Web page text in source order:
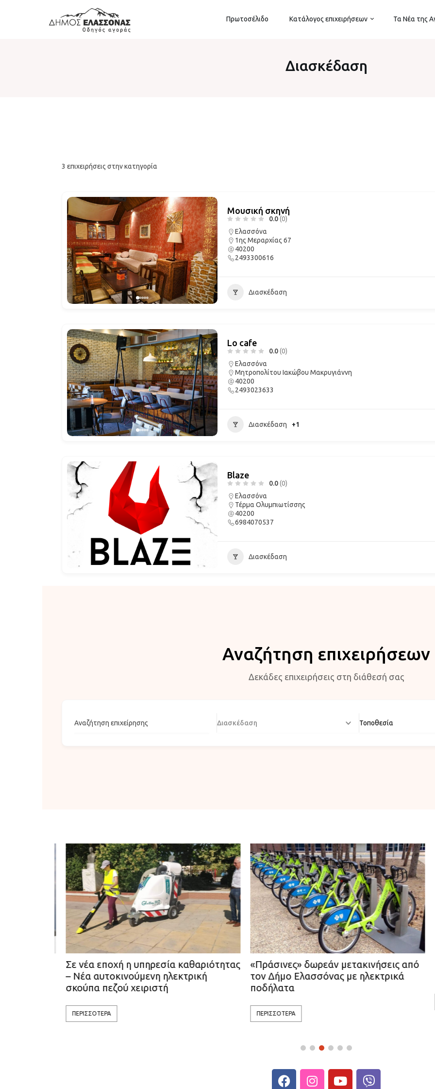
Πρωτοσέλιδο Κατάλογος επιχειρήσεων Τα Νέα της
Διασκέδαση
3 επιχειρήσεις στην κατηγορία
Μουσική σκηνή
0.0(0)
Ελασσόνα
1ης Μεραρχίας 67
40200
2493300616
Διασκέδαση
Lo cafe
0.0(0)
Ελασσόνα
Μητροπολίτου Ιακώβου Μακρυγιάννη
40200
2493023633
Διασκέδαση +1
Blaze
0.0(0)
Ελασσόνα
Τέρμα Ολυμπιωτίσσης
40200
6984070537
Διασκέδαση
Αναζήτηση επιχειρήσεων
Δεκάδες επιχειρήσεις στη διάθεσή σας
Αναζήτηση επιχείρησης Διασκέδαση Τοποθεσία
Σε νέα εποχή η υπηρεσία καθαριότητας
– Νέα αυτοκινούμενη ηλεκτρική
σκούπα πεζού χειριστή
ΠΕΡΙΣΣΟΤΕΡΑ
«Πράσινες» δωρεάν μετακινήσεις από
τον Δήμο Ελασσόνας με ηλεκτρικά
ποδήλατα
ΠΕΡΙΣΣΟΤΕΡΑ